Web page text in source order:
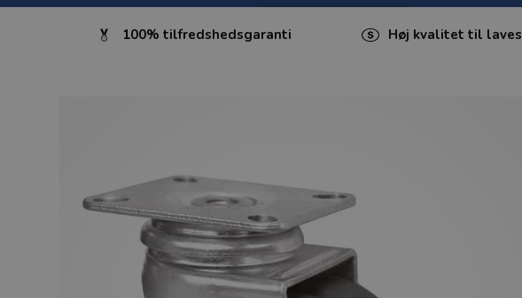
100% tilfredshedsgaranti Høj kvalitet til